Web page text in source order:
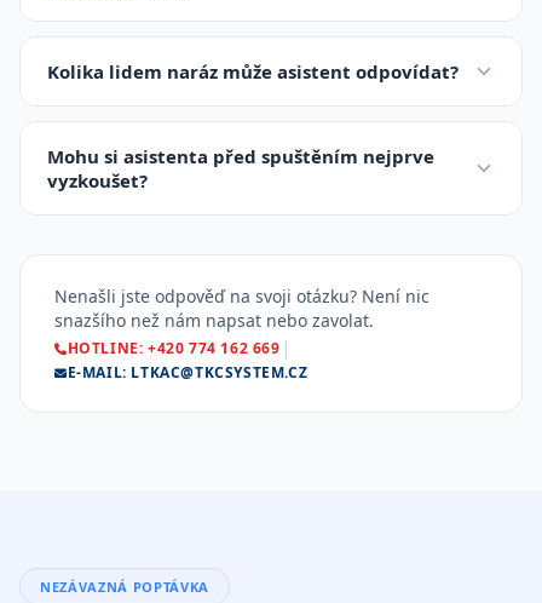
Ano. Všechny konverzace jsou k dispozici pro přehled a
analýzu. Důležité kontakty a poptávky vám asistent
Kolika lidem naráz může asistent odpovídat?
Prakticky neomezeně. AI zpracovává každý dotaz
nezávisle, takže i stovky zákazníků najednou dostanou
odpověď během sekund.
Mohu si asistenta před spuštěním nejprve
vyzkoušet?
ověřit, jak asistent funguje na vašem webu. Žádné
závazky, žádné smlouvy.
Nenašli jste odpověď na svoji otázku? Není nic
snazšího než nám napsat nebo zavolat.
HOTLINE: +420 774 162 669 |
E-MAIL: LTKAC@TKCSYSTEM.CZ
NEZÁVAZNÁ POPTÁVKA